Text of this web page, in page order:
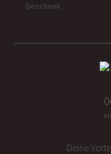
Geschenk
Deine